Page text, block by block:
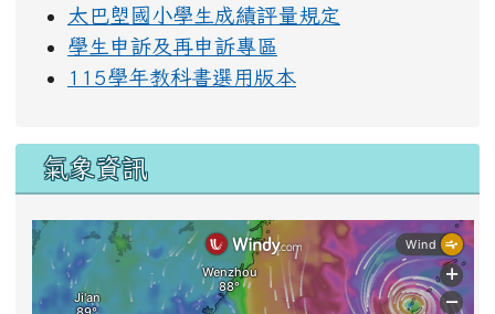
太巴塱國小學生成績評量規定
學生申訴及再申訴專區
115學年教科書選用版本
氣象資訊